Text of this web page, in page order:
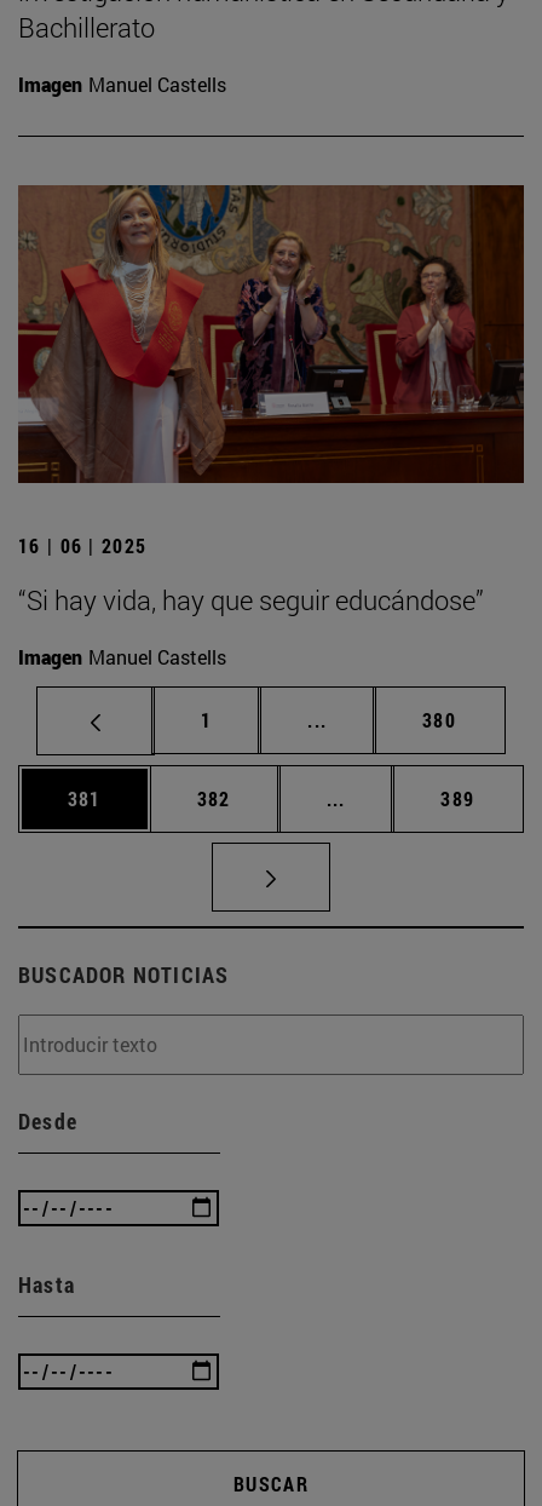
Bachillerato
Imagen Manuel Castells
16 | 06 | 2025
“Si hay vida, hay que seguir educándose”
Imagen Manuel Castells
Página
1 ... Páginas intermedias
Página
380
Página
381 Página
382 ... Páginas intermedias
Página
389
BUSCADOR NOTICIAS
Desde
Hasta
BUSCAR